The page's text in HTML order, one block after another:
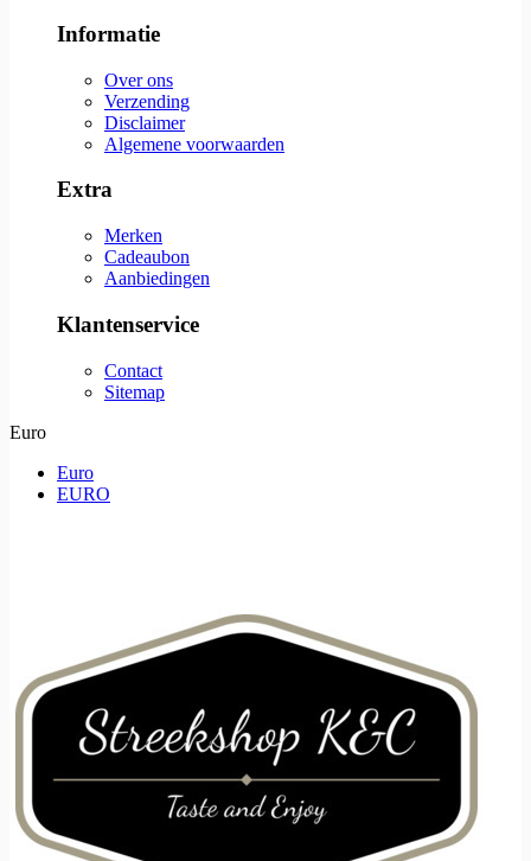
Informatie
Over ons
Verzending
Disclaimer
Algemene voorwaarden
Extra
Merken
Cadeaubon
Aanbiedingen
Klantenservice
Contact
Sitemap
Euro
Euro
EURO